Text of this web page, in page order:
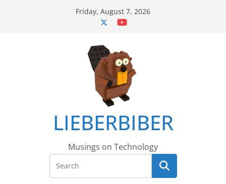
Friday, August 7, 2026
LIEBERBIBER
Musings on Technology